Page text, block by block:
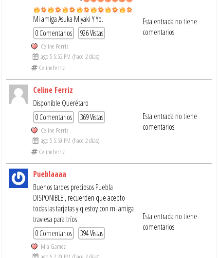
Mi amiga Asuka Miyaki Y Yo.
0 Comentarios
926 Vistas
Celine Ferriz
ago 5 5:52 PM (hace 2 días)
CelineFerriz
Esta entrada no tiene
comentarios.
Celine Ferriz
Disponible Querétaro
0 Comentarios
369 Vistas
Celine Ferriz
ago 5 5:50 PM (hace 2 días)
CelineFerriz
Esta entrada no tiene
comentarios.
Pueblaaaa
Buenos tardes preciosos Puebla
DISPONIBLE , recuerden que acepto
todas las tarjetas y q estoy con mi amiga
traviesa para tríos
0 Comentarios
394 Vistas
Mia Gamez
Esta entrada no tiene
comentarios.